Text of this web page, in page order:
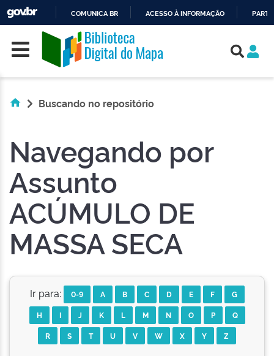
O
CONTEÚDO
COMUNICA BR ACESSO À INFORMAÇÃO
Skip navigation
Buscando no repositório
Navegando por
Assunto
ACÚMULO DE
MASSA SECA
Ir para: 0-9 A B C D E F
G
H
I J K L M N O P
Q
R
S T U V W X Y Z